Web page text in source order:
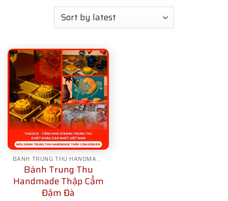
BÁNH TRUNG THU HANDMADE
Bánh Trung Thu
Handmade Thập Cẩm
Đậm Đà